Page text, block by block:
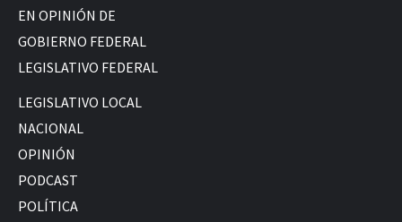
EN OPINIÓN DE
GOBIERNO FEDERAL
LEGISLATIVO FEDERAL
LEGISLATIVO LOCAL
NACIONAL
OPINIÓN
PODCAST
POLÍTICA